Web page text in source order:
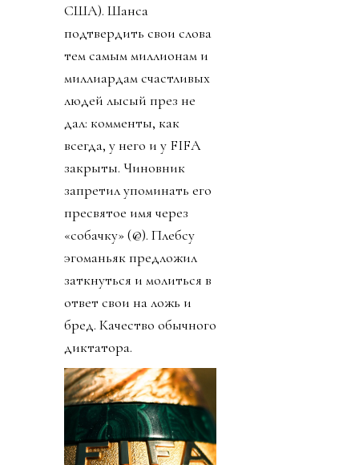
США). Шанса
подтвердить свои слова
тем самым миллионам и
миллиардам счастливых
людей лысый през не
дал: комменты, как
всегда, у него и у FIFA
закрыты. Чиновник
запретил упоминать его
пресвятое имя через
«собачку» (@). Плебсу
эгоманьяк предложил
заткнуться и молиться в
ответ свои на ложь и
бред. Качество обычного
диктатора.